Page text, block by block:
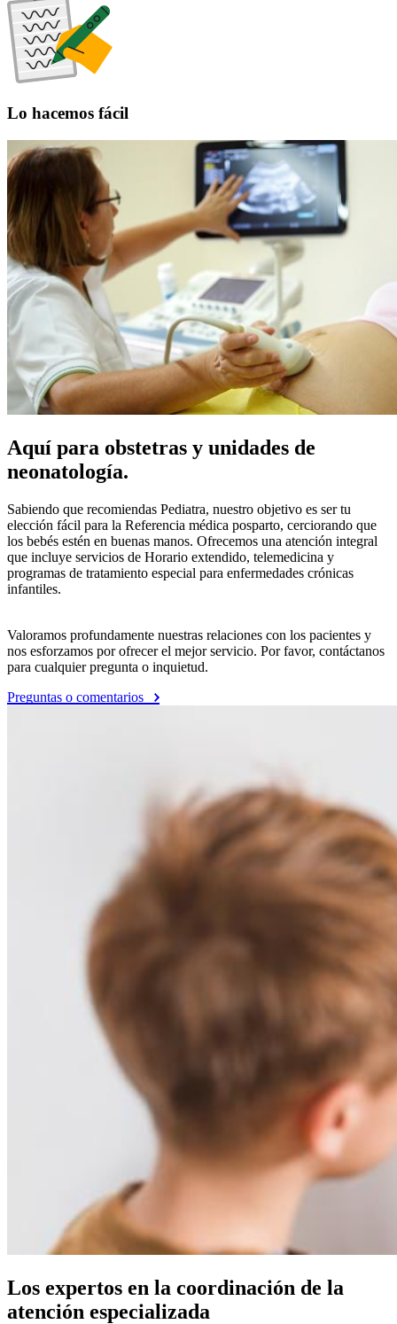
Lo hacemos fácil
Aquí para obstetras y unidades de
neonatología.
Sabiendo que recomiendas Pediatra, nuestro objetivo es ser tu
elección fácil para la Referencia médica posparto, cerciorando que
los bebés estén en buenas manos. Ofrecemos una atención integral
que incluye servicios de Horario extendido, telemedicina y
programas de tratamiento especial para enfermedades crónicas
infantiles.
Valoramos profundamente nuestras relaciones con los pacientes y
nos esforzamos por ofrecer el mejor servicio. Por favor, contáctanos
para cualquier pregunta o inquietud.
Preguntas o comentarios
Los expertos en la coordinación de la
atención especializada